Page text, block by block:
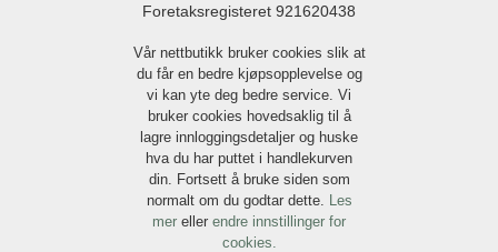
Foretaksregisteret 921620438
Vår nettbutikk bruker cookies slik at
du får en bedre kjøpsopplevelse og
vi kan yte deg bedre service. Vi
bruker cookies hovedsaklig til å
lagre innloggingsdetaljer og huske
hva du har puttet i handlekurven
din. Fortsett å bruke siden som
normalt om du godtar dette. Les
mer eller endre innstillinger for
cookies.